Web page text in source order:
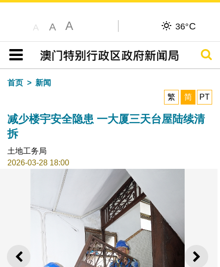
A A A 36°C
目录
搜寻
首页
新闻
繁
简 PT
减少楼宇安全隐患 一大厦三天台屋陆续清
拆
土地工务局
2026-03-28 18:00
上一则 下一